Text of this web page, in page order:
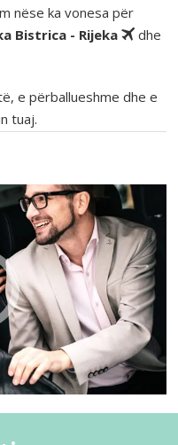
nëse ka vonesa për
Bistrica - Rijeka
dhe
e përballueshme dhe e
tuaj.